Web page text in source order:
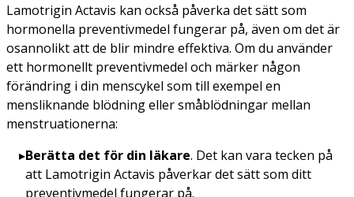
Lamotrigin Actavis kan också påverka det sätt som
hormonella preventivmedel fungerar på, även om det är
osannolikt att de blir mindre effektiva. Om du använder
ett hormonellt preventivmedel och märker någon
förändring i din menscykel som till exempel en
mensliknande blödning eller småblödningar mellan
menstruationerna:
Berätta det för din läkare. Det kan vara tecken på
att Lamotrigin Actavis påverkar det sätt som ditt
preventivmedel fungerar på.